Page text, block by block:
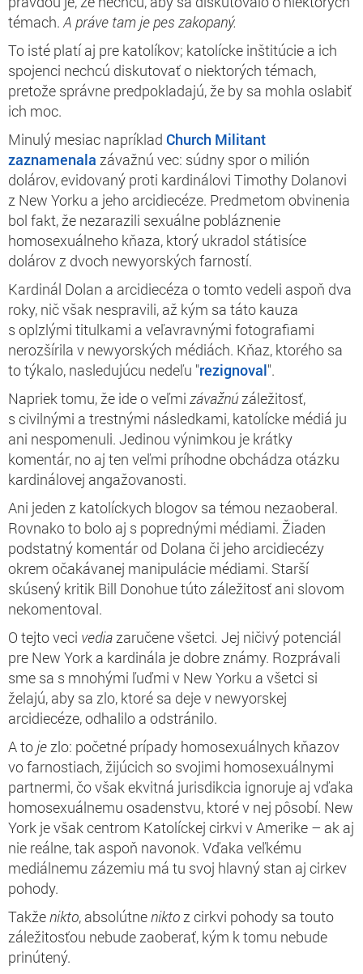
témach. A práve tam je pes zakopaný.
To isté platí aj pre katolíkov; katolícke inštitúcie a ich
spojenci nechcú diskutovať o niektorých témach,
pretože správne predpokladajú, že by sa mohla oslabiť
ich moc.
Minulý mesiac napríklad Church Militant
zaznamenala závažnú vec: súdny spor o milión
dolárov, evidovaný proti kardinálovi Timothy Dolanovi
z New Yorku a jeho arcidiecéze. Predmetom obvinenia
bol fakt, že nezarazili sexuálne pobláznenie
homosexuálneho kňaza, ktorý ukradol státisíce
dolárov z dvoch newyorských farností.
Kardinál Dolan a arcidiecéza o tomto vedeli aspoň dva
roky, nič však nespravili, až kým sa táto kauza
s oplzlými titulkami a veľavravnými fotografiami
nerozšírila v newyorských médiách. Kňaz, ktorého sa
to týkalo, nasledujúcu nedeľu "rezignoval".
Napriek tomu, že ide o veľmi závažnúzáležitosť,
s civilnými a trestnými následkami, katolícke médiá ju
ani nespomenuli. Jedinou výnimkou je krátky
komentár, no aj ten veľmi príhodne obchádza otázku
kardinálovej angažovanosti.
Ani jeden z katolíckych blogov sa témou nezaoberal.
Rovnako to bolo aj s poprednými médiami. Žiaden
podstatný komentár od Dolana či jeho arcidiecézy
okrem očakávanej manipulácie médiami. Starší
skúsený kritik Bill Donohue túto záležitosť ani slovom
nekomentoval.
O tejto veci vediazaručene všetci. Jej ničivý potenciál
pre New York a kardinála je dobre známy. Rozprávali
sme sa s mnohými ľuďmi v New Yorku a všetci si
želajú, aby sa zlo, ktoré sa deje v newyorskej
arcidiecéze, odhalilo a odstránilo.
A tojezlo: početné prípady homosexuálnych kňazov
vo farnostiach, žijúcich so svojimi homosexuálnymi
partnermi, čo však ekvitná jurisdikcia ignoruje aj vďaka
homosexuálnemu osadenstvu, ktoré v nej pôsobí. New
York je však centrom Katolíckej cirkvi v Amerike – ak aj
nie reálne, tak aspoň navonok. Vďaka veľkému
mediálnemu zázemiu má tu svoj hlavný stan aj cirkev
pohody.
Takženikto, absolútneniktoz cirkvi pohody sa touto
záležitosťou nebude zaoberať, kým k tomu nebude
prinútený.